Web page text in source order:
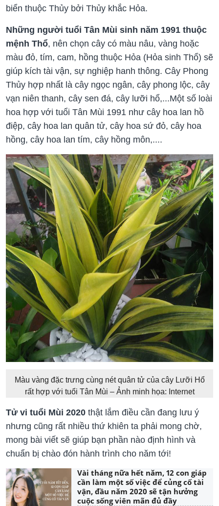
biển thuộc Thủy bởi Thủy khắc Hỏa.
Những người tuổi Tân Mùi sinh năm 1991 thuộc
mệnh Thổ, nên chọn cây có màu nâu, vàng hoặc
màu đỏ, tím, cam, hồng thuộc Hỏa (Hỏa sinh Thổ) sẽ
giúp kích tài vận, sự nghiệp hanh thông. Cây Phong
Thủy hợp nhất là cây ngọc ngân, cây phong lộc, cây
vạn niên thanh, cây sen đá, cây lưỡi hổ,...Một số loài
hoa hợp với tuổi Tân Mùi 1991 như cây hoa lan hồ
điệp, cây hoa lan quân tử, cây hoa sứ đỏ, cây hoa
hồng, cây hoa lan tím, cây hồng môn,....
Màu vàng đặc trưng cùng nét quân tử của cây Lưỡi Hổ
rất hợp với tuổi Tân Mùi – Ảnh minh họa: Internet
Tử vi tuổi Mùi 2020 thật lắm điều cần đang lưu ý
nhưng cũng rất nhiều thứ khiên ta phải mong chờ,
mong bài viết sẽ giúp bạn phần nào định hình và
chuẩn bị chào đón hành trình cho năm tới!
Vài tháng nữa hết năm, 12 con giáp
cần làm một số việc để củng cố tài
vận, đầu năm 2020 sẽ tận hưởng
cuộc sống viên mãn đủ đầy